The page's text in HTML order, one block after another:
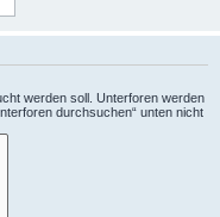
werden soll. Unterforen werden
durchsuchen“ unten nicht